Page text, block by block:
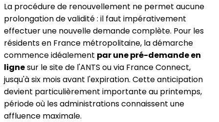
La procédure de renouvellement ne permet aucune
prolongation de validité : il faut impérativement
effectuer une nouvelle demande complète. Pour les
résidents en France métropolitaine, la démarche
commence idéalement par une pré-demande en
lignesur le site de l'ANTS ou via France Connect,
jusqu'à six mois avant l'expiration. Cette anticipation
devient particulièrement importante au printemps,
période où les administrations connaissent une
affluence maximale.